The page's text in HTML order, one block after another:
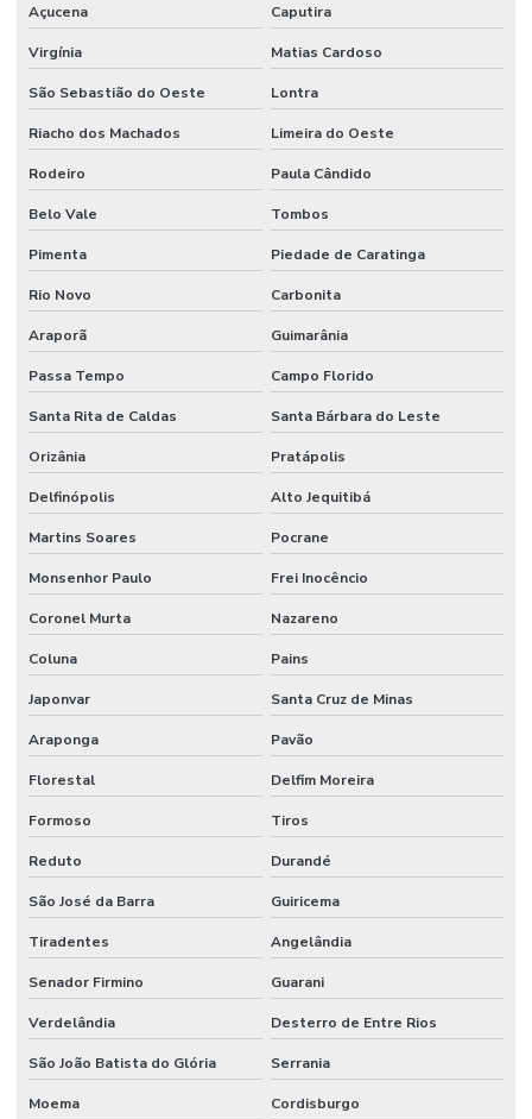
Açucena Caputira
Virgínia Matias Cardoso
São Sebastião do Oeste Lontra
Riacho dos Machados Limeira do Oeste
Rodeiro Paula Cândido
Belo Vale Tombos
Pimenta Piedade de Caratinga
Rio Novo Carbonita
Araporã Guimarânia
Passa Tempo Campo Florido
Santa Rita de Caldas Santa Bárbara do Leste
Orizânia Pratápolis
Delfinópolis Alto Jequitibá
Martins Soares Pocrane
Monsenhor Paulo Frei Inocêncio
Coronel Murta Nazareno
Coluna Pains
Japonvar Santa Cruz de Minas
Araponga Pavão
Florestal Delfim Moreira
Formoso Tiros
Reduto Durandé
São José da Barra Guiricema
Tiradentes Angelândia
Senador Firmino Guarani
Verdelândia Desterro de Entre Rios
São João Batista do Glória Serrania
Moema Cordisburgo